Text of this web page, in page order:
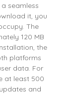
seamless
it, you
The
120 MB
the
platforms
data. For
at least 500
and